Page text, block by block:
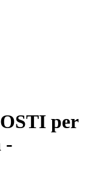
per
-